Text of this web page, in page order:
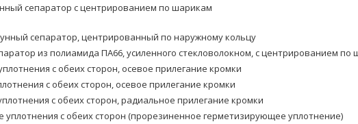
сепаратор с центрированием по шарикам
сепаратор, центрированный по наружному кольцу
из полиамида ПА66, усиленного стекловолокном, с центрированием по
с обеих сторон, осевое прилегание кромки
с обеих сторон, осевое прилегание кромки
с обеих сторон, радиальное прилегание кромки
уплотнения с обеих сторон (прорезиненное герметизирующее уплотнение)